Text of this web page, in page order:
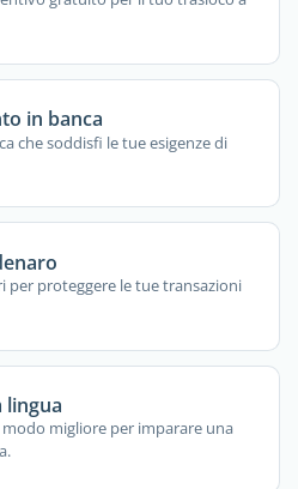
in banca
che soddisfi le tue esigenze di
per proteggere le tue transazioni
lingua
modo migliore per imparare una